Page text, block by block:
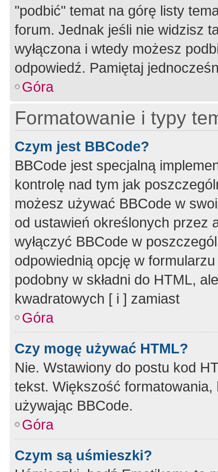
"podbić" temat na górę listy
forum. Jednak jeśli nie widzisz
wyłączona i wtedy możesz
odpowiedź. Pamiętaj
Góra
Formatowanie i typy
Czym jest BBCode?
BBCode jest specjalną
kontrolę nad tym jak
możesz używać BBCode w
od ustawień określonych przez
wyłączyć BBCode w
odpowiednią opcję w
podobny w składni do HTML,
kwadratowych [ i ] zamiast
Góra
Czy mogę używać HTML?
Nie. Wstawiony do postu kod
tekst. Większość
używając BBCode.
Góra
Czym są uśmieszki?